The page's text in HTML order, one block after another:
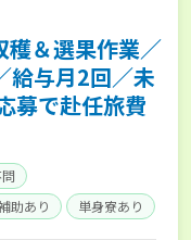
＆選果作業／
給与月2回／未
募で赴任旅費
助あり 単身寮あり